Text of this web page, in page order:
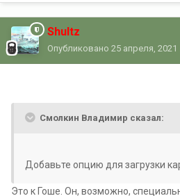
Shultz
Опубликовано 25 апреля, 2021
Смолкин Владимир сказал:
Добавьте опцию для загрузки
Это к Гоше. Он, возможно,